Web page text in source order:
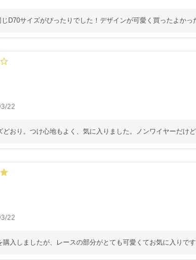
D70サイズがぴったりでした！デザインが可愛く買ったよかっ
22
どおり。つけ心地もよく、気に入りました。ノンワイヤーだけ
22
購入しましたが、レースの部分がとても可愛くてお気に入りで